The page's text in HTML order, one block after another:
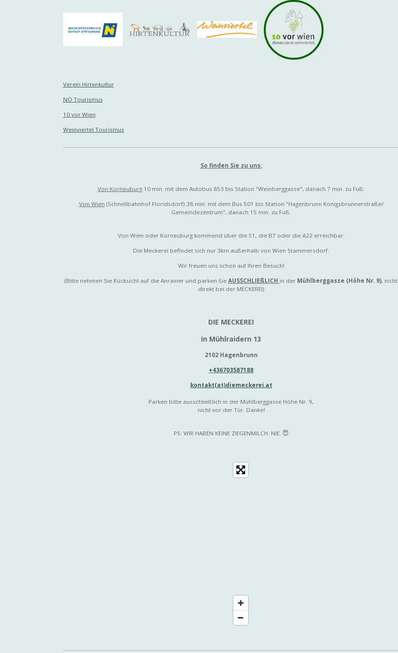
b
o
k
Verein Hirtenkultur
NÖ Tourismus
10 vor Wien
Weinviertel Tourismus
So finden Sie zu uns:
Von Korneuburg 10 min. mit dem Autobus 853 bis Station "Weinberggasse", danach 7 min. zu Fuß.
Von Wien (Schnellbahnhof Floridsdorf) 38 min. mit dem Bus 501 bis Station "Hagenbrunn Königsbrunnerstraße/
Gemeindezentrum", danach 15 min. zu Fuß.
Von Wien oder Korneuburg kommend über die S1, die B7 oder die A22 erreichbar.
Die Meckerei befindet sich nur 3km außerhalb von Wien Stammersdorf.
Wir freuen uns schon auf Ihren Besuch!
(Bitte nehmen Sie Rücksicht auf die Anrainer und parken SieAUSSCHLIEßLICH in der Mühlberggasse (Höhe Nr. 9), nicht
direkt bei der MECKEREI)
DIE MECKEREI
In Mühlraidern 13
2102 Hagenbrunn
+436703587188
kontakt(at)diemeckerei.at
Parken bitte ausschließlich in der Mühlberggasse Höhe Nr. 9,
nicht vor der Tür. Danke!
PS: WIR HABEN KEINE ZIEGENMILCH. NIE. 😇